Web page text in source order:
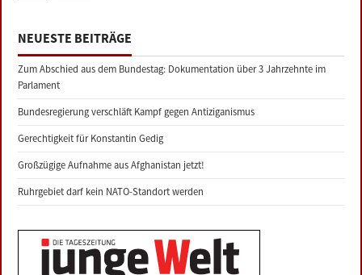
NEUESTE BEITRÄGE
Zum Abschied aus dem Bundestag: Dokumentation über 3 Jahrzehnte im
Parlament
Bundesregierung verschläft Kampf gegen Antiziganismus
Gerechtigkeit für Konstantin Gedig
Großzügige Aufnahme aus Afghanistan jetzt!
Ruhrgebiet darf kein NATO-Standort werden